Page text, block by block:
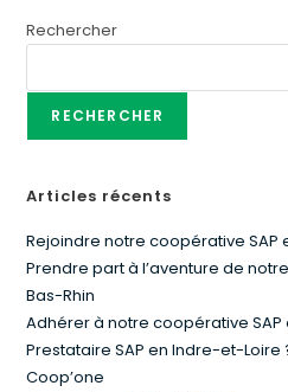
Rechercher
RECHERCHER
Articles récents
Rejoindre notre coopérative SAP
Prendre part à l’aventure de
Bas-Rhin
Adhérer à notre coopérative
Prestataire SAP en Indre-et-Loire
Coop’one